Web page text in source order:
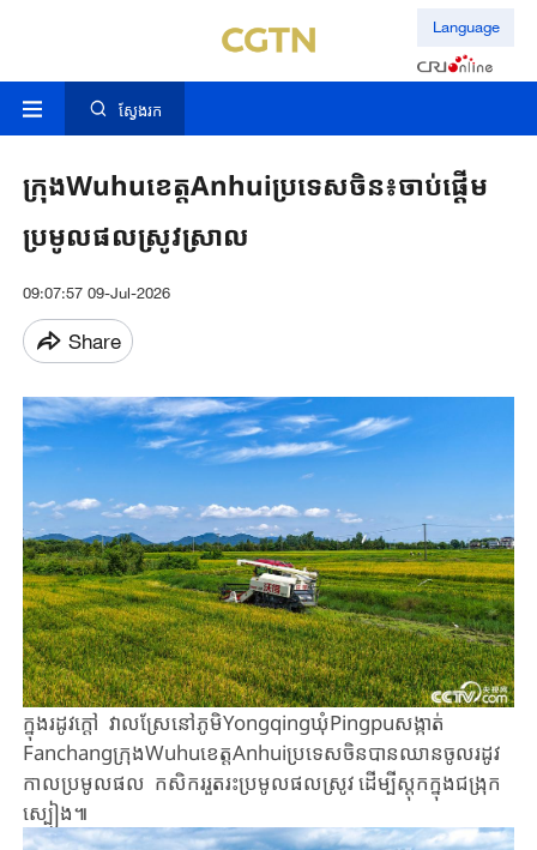
Language
ស្វែងរក
ក្រុង​Wuhuខេត្តAnhuiប្រទេស​ចិន​៖ចាប់​ផ្តើម​
ប្រមូល​ផល​ស្រូវ​ស្រាល
09:07:57 09-Jul-2026
Share
​ក្នុងរដូវ​ក្តៅ​ ​វាល​ស្រែនៅ​ភូមិYongqingឃុំ​Pingpuសង្កាត់​
Fanchangក្រុង​Wuhuខេត្តAnhuiប្រទេស​ចិន​បាន​ឈាន​ចូល​រដូវ
កាល​ប្រមូល​ផល​ កសិករ​រួតរះប្រមូល​ផល​ស្រូវ​ ដើម្បីស្តុក​ក្នុង​ជង្រុក
ស្បៀង​៕